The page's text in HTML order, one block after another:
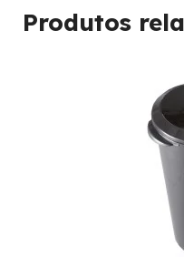
Produtos